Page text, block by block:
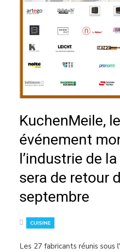
KuchenMeile,
événement
l’industrie de
sera de retour
septembre
CUISINE
Les 27 fabricants réunis sous